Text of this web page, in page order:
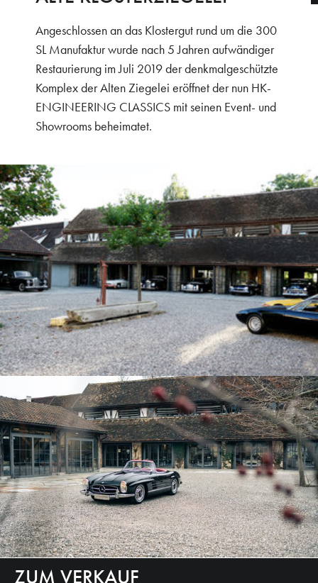
Angeschlossen an das Klostergut rund um die 300
SL Manufaktur wurde nach 5 Jahren aufwändiger
Restaurierung im Juli 2019 der denkmalgeschützte
Komplex der Alten Ziegelei eröffnet der nun HK-
ENGINEERING CLASSICS mit seinen Event- und
Showrooms beheimatet.